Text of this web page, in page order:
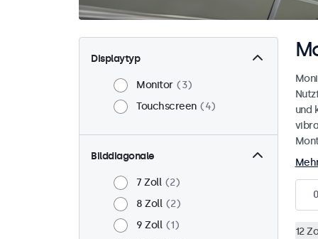
Displaytyp
Monitor
3
Touchscreen
4
Bilddiagonale
7 Zoll
2
8 Zoll
2
9 Zoll
1
und
0
12